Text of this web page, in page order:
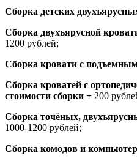
Сборка детских
Сборка двухъярусной
1200 рублей;
Сборка кровати с
Сборка кроватей с
стоимости сборки + 200
Сборка точёных,
1000-1200 рублей;
Сборка комодов и